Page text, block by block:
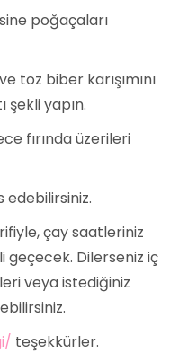
poğaçaları
toz biber karışımını
şekli yapın.
fırında üzerileri
edebilirsiniz.
çay saatleriniz
geçecek. Dilerseniz iç
veya istediğiniz
teşekkürler.